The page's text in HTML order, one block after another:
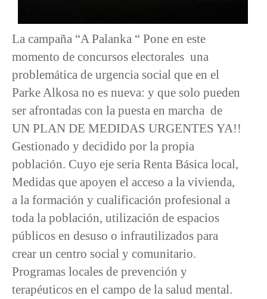
La campaña “A Palanka “ Pone en este
momento de concursos electorales una
problemática de urgencia social que en el
Parke Alkosa no es nueva: y que solo pueden
ser afrontadas con la puesta en marcha de
UN PLAN DE MEDIDAS URGENTES YA!!
Gestionado y decidido por la propia
población. Cuyo eje seria Renta Básica local,
Medidas que apoyen el acceso a la vivienda,
a la formación y cualificación profesional a
toda la población, utilización de espacios
públicos en desuso o infrautilizados para
crear un centro social y comunitario.
Programas locales de prevención y
terapéuticos en el campo de la salud mental.